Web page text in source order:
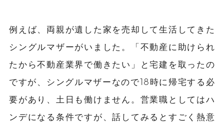
例えば、両親が遺した家を売却して生活してきた
シングルマザーがいました。「不動産に助けられ
たから不動産業界で働きたい」と宅建を取ったの
ですが、シングルマザーなので18時に帰宅する必
要があり、土日も働けません。営業職としてはハ
ンデになる条件ですが、話してみるとすごく熱意